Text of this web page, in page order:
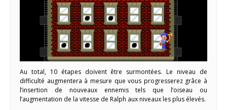
Au total, 10 étapes doivent être surmontées. Le niveau de
difficulté augmentera à mesure que vous progresserez grâce à
l’insertion de nouveaux ennemis tels que l’oiseau ou
l’augmentation de la vitesse de Ralph aux niveaux les plus élevés.